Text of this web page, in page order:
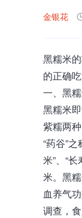
金银花
黑糯米
的正确
一、 黑
黑糯米
紫糯两
“药谷”
米”、“
米。黑
血养气
调查，